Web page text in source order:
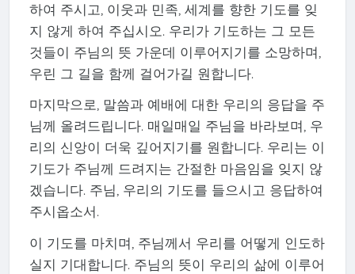
하여 주시고, 이웃과 민족, 세계를 향한 기도를 잊
지 않게 하여 주십시오. 우리가 기도하는 그 모든
것들이 주님의 뜻 가운데 이루어지기를 소망하며,
우린 그 길을 함께 걸어가길 원합니다.
마지막으로, 말씀과 예배에 대한 우리의 응답을 주
님께 올려드립니다. 매일매일 주님을 바라보며, 우
리의 신앙이 더욱 깊어지기를 원합니다. 우리는 이
기도가 주님께 드려지는 간절한 마음임을 잊지 않
겠습니다. 주님, 우리의 기도를 들으시고 응답하여
주시옵소서.
이 기도를 마치며, 주님께서 우리를 어떻게 인도하
실지 기대합니다. 주님의 뜻이 우리의 삶에 이루어